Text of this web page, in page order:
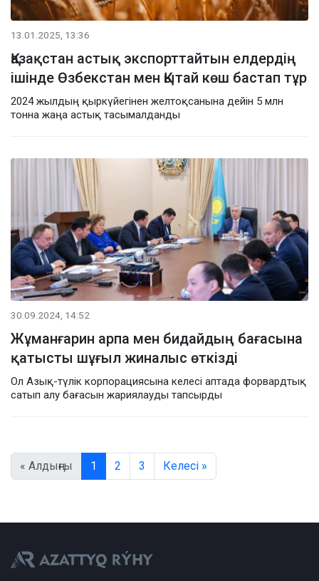
13.01.2025, 13:36
Қазақстан астық экспорттайтын елдердің
ішінде Өзбекстан мен Қытай көш бастап тұр
2024 жылдың қыркүйегінен желтоқсанына дейін 5 млн
тонна жаңа астық тасымалданды
30.09.2024, 14:52
Жұманғарин арпа мен бидайдың бағасына
қатысты шұғыл жиналыс өткізді
Ол Азық-түлік корпорациясына келесі аптада форвардтық
сатып алу бағасын жариялауды тапсырды
« Алдыңғы 1 2 3 Келесі »